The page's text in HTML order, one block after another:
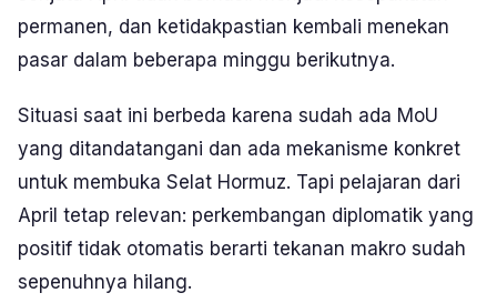
permanen, dan ketidakpastian kembali menekan
pasar dalam beberapa minggu berikutnya.
Situasi saat ini berbeda karena sudah ada MoU
yang ditandatangani dan ada mekanisme konkret
untuk membuka Selat Hormuz. Tapi pelajaran dari
April tetap relevan: perkembangan diplomatik yang
positif tidak otomatis berarti tekanan makro sudah
sepenuhnya hilang.